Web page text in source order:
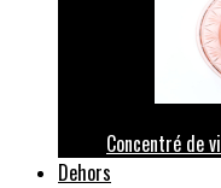
Concentré de
Dehors